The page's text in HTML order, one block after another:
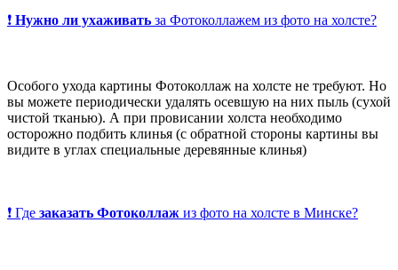
❗ Нужно ли ухаживать за Фотоколлажем из фото на холсте?
Особого ухода картины Фотоколлаж на холсте не требуют. Но
вы можете периодически удалять осевшую на них пыль (сухой
чистой тканью). А при провисании холста необходимо
осторожно подбить клинья (с обратной стороны картины вы
видите в углах специальные деревянные клинья)
❗ Где заказать Фотоколлаж из фото на холсте в Минске?